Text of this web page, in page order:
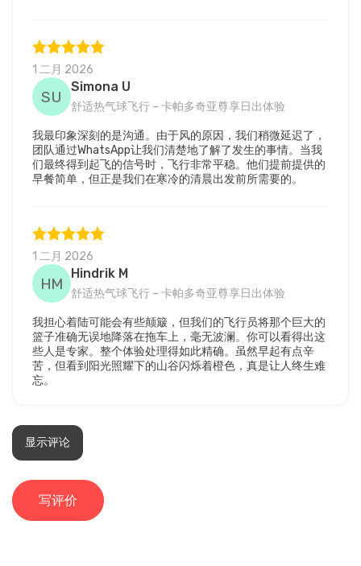
1 二月 2026
SU
Simona U
舒适热气球飞行 – 卡帕多奇亚尊享日出体验
我最印象深刻的是沟通。由于风的原因，我们稍微延迟了，
团队通过WhatsApp让我们清楚地了解了发生的事情。当我
们最终得到起飞的信号时，飞行非常平稳。他们提前提供的
早餐简单，但正是我们在寒冷的清晨出发前所需要的。
1 二月 2026
HM
Hindrik M
舒适热气球飞行 – 卡帕多奇亚尊享日出体验
我担心着陆可能会有些颠簸，但我们的飞行员将那个巨大的
篮子准确无误地降落在拖车上，毫无波澜。你可以看得出这
些人是专家。整个体验处理得如此精确。虽然早起有点辛
苦，但看到阳光照耀下的山谷闪烁着橙色，真是让人终生难
忘。
20 一月 2026
DK
舒适热气球飞行 – 卡帕多奇亚尊享日出体验
从预订到着陆，一切都很好。客户服务迅速回复了电子邮
显示评论
写评价